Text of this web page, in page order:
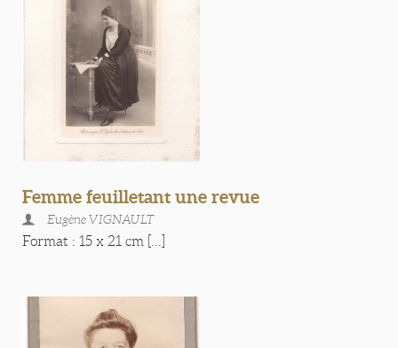
Femme feuilletant une revue
Eugène VIGNAULT
Format : 15 x 21 cm [...]